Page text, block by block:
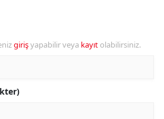
girişyapabilir veya kayıt olabilirsiniz.